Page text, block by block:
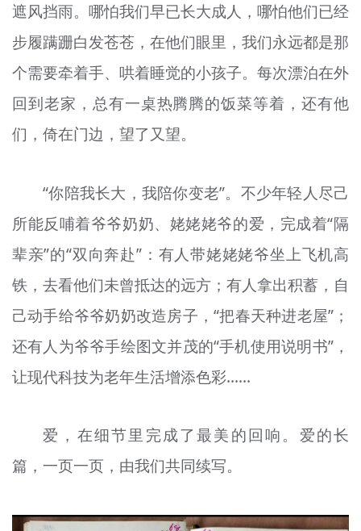
遮风挡雨。哪怕我们早已长大成人，哪怕他们已经
步履蹒跚白发苍苍，在他们眼里，我们永远都是那
个需要牵着手、哄着睡觉的小孩子。每次漂泊在外
回到老家，总有一桌热腾腾的饭菜等着，还有他
们，倚在门边，望了又望。
“你陪我长大，我陪你变老”。不少年轻人尽己
所能反哺着爷爷奶奶、姥姥姥爷的爱，完成着“隔
辈亲”的“双向奔赴”：有人带姥姥姥爷坐上飞机高
铁，去看他们未曾抵达的远方；有人拿出积蓄，自
己动手给爷爷奶奶改造房子，“把春天种进老屋”；
还有人为爷爷手绘图文并茂的“手机使用说明书”，
让现代科技为老年生活增添色彩……
爱，在细节里完成了最美的回响。爱的长
篇，一页一页，由我们共同续写。